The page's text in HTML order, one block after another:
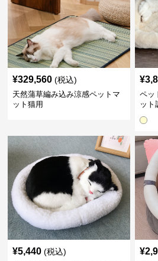
¥329,560 (税込)
天然蒲草編み込み涼感ペットマ
ット猫用
¥
ペッ
ット
¥5,440 (税込) ¥